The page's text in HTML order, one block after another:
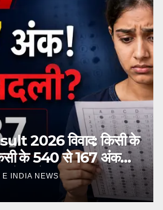
जंतर-मंतर पर 30 सेकंड में
वांगचुक को अस्पताल ले गई
JULY 19, 2026 E INDIA